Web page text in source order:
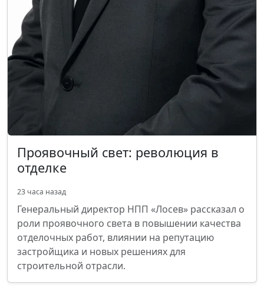
Проявочный свет: революция в
отделке
23 часа назад
Генеральный директор НПП «Лосев» рассказал о
роли проявочного света в повышении качества
отделочных работ, влиянии на репутацию
застройщика и новых решениях для
строительной отрасли.